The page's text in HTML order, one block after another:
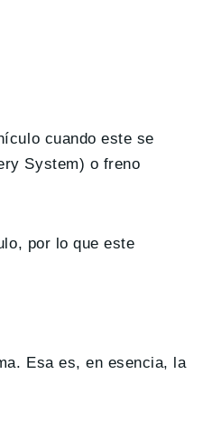
cuando este se
System) o freno
por lo que este
Esa es, en esencia, la